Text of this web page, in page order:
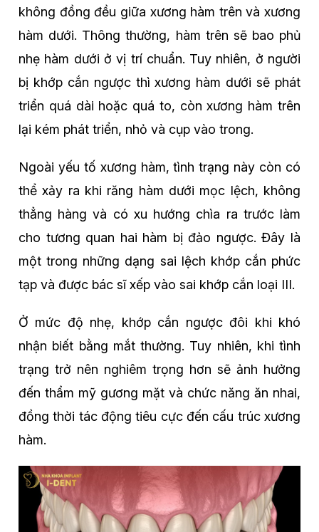
không đồng đều giữa xương hàm trên và xương
hàm dưới. Thông thường, hàm trên sẽ bao phủ
nhẹ hàm dưới ở vị trí chuẩn. Tuy nhiên, ở người
bị khớp cắn ngược thì xương hàm dưới sẽ phát
triển quá dài hoặc quá to, còn xương hàm trên
lại kém phát triển, nhỏ và cụp vào trong.
Ngoài yếu tố xương hàm, tình trạng này còn có
thể xảy ra khi răng hàm dưới mọc lệch, không
thẳng hàng và có xu hướng chìa ra trước làm
cho tương quan hai hàm bị đảo ngược. Đây là
một trong những dạng sai lệch khớp cắn phức
tạp và được bác sĩ xếp vào sai khớp cắn loại III.
Ở mức độ nhẹ, khớp cắn ngược đôi khi khó
nhận biết bằng mắt thường. Tuy nhiên, khi tình
trạng trở nên nghiêm trọng hơn sẽ ảnh hưởng
đến thẩm mỹ gương mặt và chức năng ăn nhai,
đồng thời tác động tiêu cực đến cấu trúc xương
hàm.